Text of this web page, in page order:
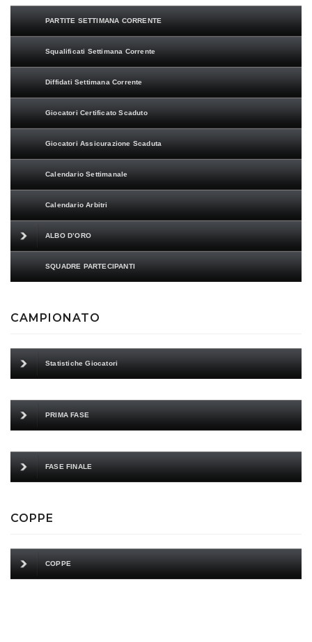
PARTITE SETTIMANA CORRENTE
Squalificati Settimana Corrente
Diffidati Settimana Corrente
Giocatori Certificato Scaduto
Giocatori Assicurazione Scaduta
Calendario Settimanale
Calendario Arbitri
ALBO D’ORO
SQUADRE PARTECIPANTI
CAMPIONATO
Statistiche Giocatori
PRIMA FASE
FASE FINALE
COPPE
COPPE